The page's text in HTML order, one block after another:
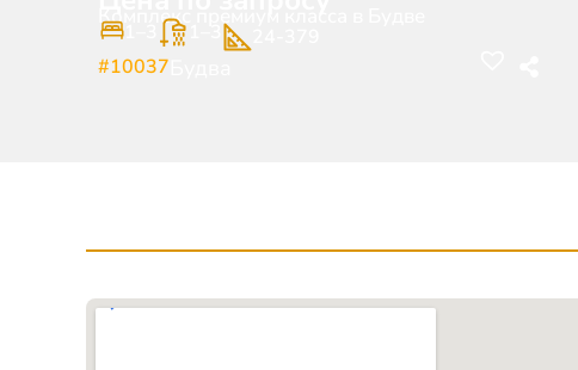
Комплекс премиум класса в Будве
#10037